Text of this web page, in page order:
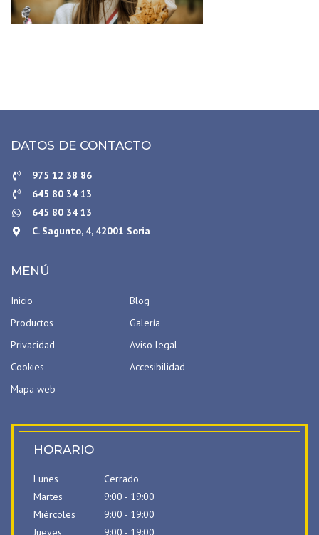
DATOS DE CONTACTO
975 12 38 86
645 80 34 13
645 80 34 13
C. Sagunto, 4, 42001 Soria
MENÚ
Inicio
Blog
Productos
Galería
Privacidad
Aviso legal
Cookies
Accesibilidad
Mapa web
HORARIO
Lunes
Cerrado
Martes
9:00 - 19:00
Miércoles
9:00 - 19:00
Jueves
9:00 - 19:00